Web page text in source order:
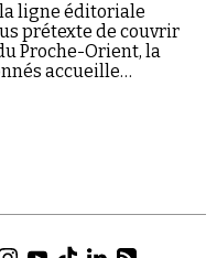
ligne éditoriale
prétexte de couvrir
Proche-Orient, la
accueille